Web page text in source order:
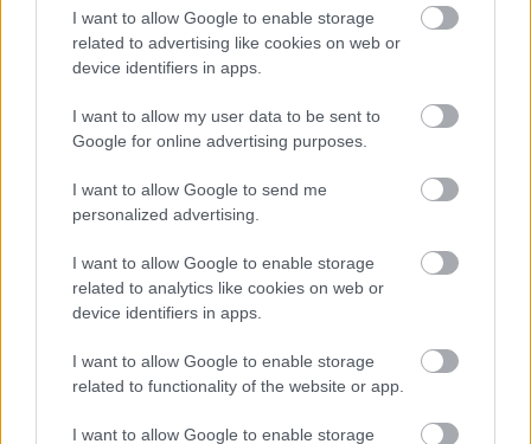
I want to allow Google to enable storage
related to advertising like cookies on web or
device identifiers in apps.
I want to allow my user data to be sent to
Google for online advertising purposes.
I want to allow Google to send me
personalized advertising.
I want to allow Google to enable storage
related to analytics like cookies on web or
device identifiers in apps.
I want to allow Google to enable storage
related to functionality of the website or app.
I want to allow Google to enable storage
21 órája
Sajtó: Az Aston Martintól érkezik Lambiase utódja a Red
Bullhoz?